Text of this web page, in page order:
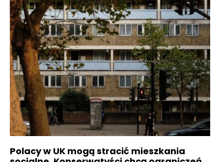
Polacy w UK mogą stracić mieszkania